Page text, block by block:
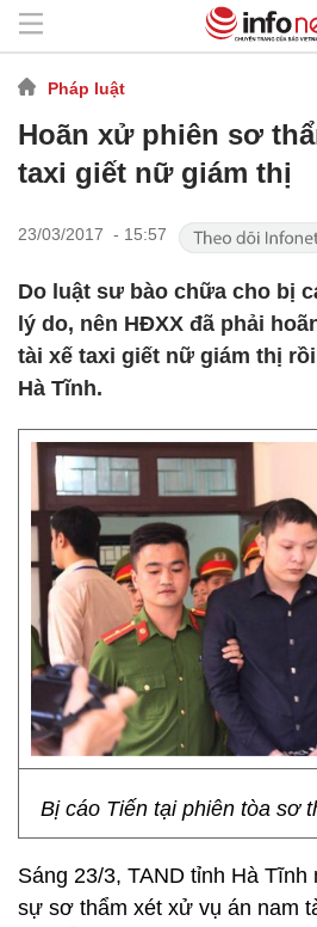
Pháp luật
Hoãn xử phiên sơ
taxi giết nữ giám thị
23/03/2017 - 15:57
Do luật sư bào chữa cho bị
lý do, nên HĐXX đã phải
tài xế taxi giết nữ giám thị
Hà Tĩnh.
Bị cáo Tiến tại phiên tòa sơ
Sáng 23/3, TAND tỉnh Hà
sự sơ thẩm xét xử vụ án nam